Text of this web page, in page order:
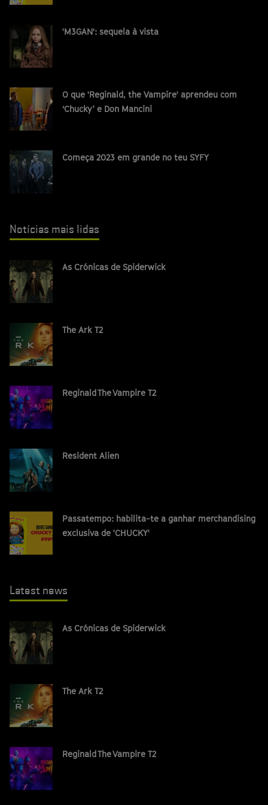
'M3GAN': sequela à vista
O que 'Reginald, the Vampire' aprendeu com
‘Chucky’ e Don Mancini
Começa 2023 em grande no teu SYFY
Notícias mais lidas
As Crónicas de Spiderwick
The Ark T2
Reginald The Vampire T2
Resident Alien
Passatempo: habilita-te a ganhar merchandising
exclusiva de 'CHUCKY'
Latest news
As Crónicas de Spiderwick
The Ark T2
Reginald The Vampire T2